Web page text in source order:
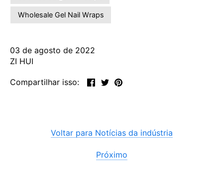
Wholesale Gel Nail Wraps
03 de agosto de 2022
ZI HUI
Compartilhar isso: Compartilhar
TweetarPinterest
Voltar para Notícias da indústria
Próximo